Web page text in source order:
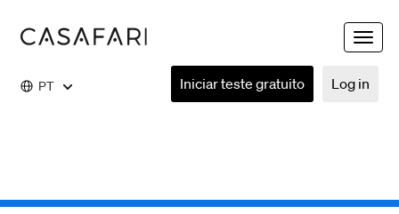
Toggle
PT Log in
Iniciar teste gratuito